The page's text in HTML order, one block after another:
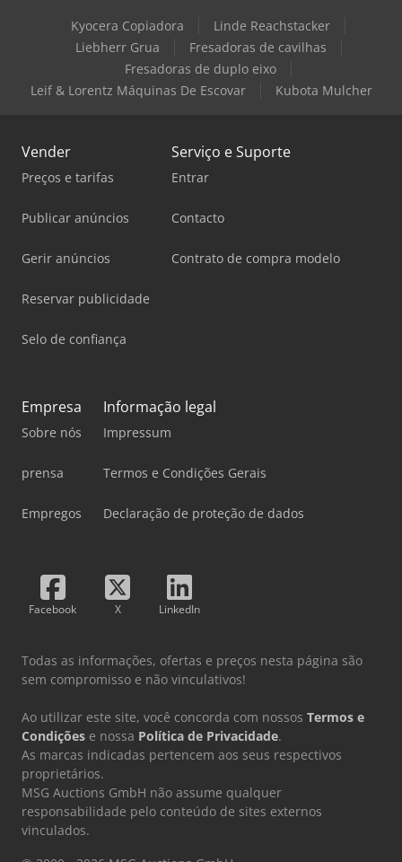
Kyocera Copiadora
Linde Reachstacker
Liebherr Grua
Fresadoras de cavilhas
Fresadoras de duplo eixo
Leif & Lorentz Máquinas De Escovar
Kubota Mulcher
Vender
Preços e tarifas
Publicar anúncios
Gerir anúncios
Reservar publicidade
Selo de confiança
Serviço e Suporte
Entrar
Contacto
Contrato de compra modelo
Empresa
Sobre nós
prensa
Empregos
Informação legal
Impressum
Termos e Condições Gerais
Declaração de proteção de dados
Facebook X LinkedIn
Todas as informações, ofertas e preços nesta página são
sem compromisso e não vinculativos!
Ao utilizar este site, você concorda com nossos Termos e
Condições e nossa Política de Privacidade.
As marcas indicadas pertencem aos seus respectivos
proprietários.
MSG Auctions GmbH não assume qualquer
responsabilidade pelo conteúdo de sites externos
vinculados.